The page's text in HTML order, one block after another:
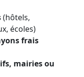
(hôtels,
écoles)
frais
mairies ou